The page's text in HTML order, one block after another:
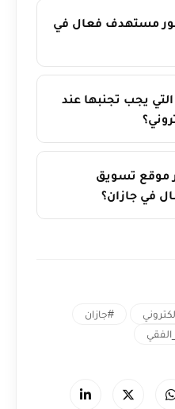
مستهدف فعال في
يجب تجنبها عند
موقع تسويق
في جازان؟
#جازان